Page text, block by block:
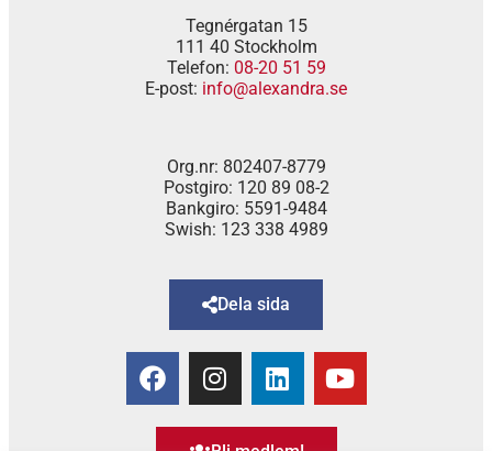
Tegnérgatan 15
111 40 Stockholm
Telefon: 08-20 51 59
E-post: info@alexandra.se
Org.nr: 802407-8779
Postgiro: 120 89 08-2
Bankgiro: 5591-9484
Swish: 123 338 4989
Dela sida